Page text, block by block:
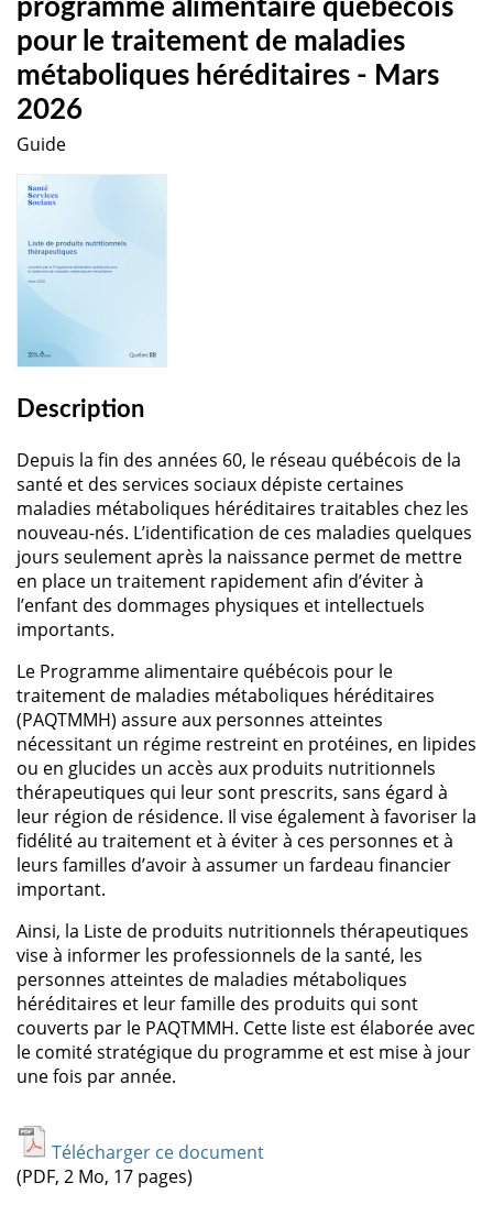
programme alimentaire québécois
pour le traitement de maladies
métaboliques héréditaires - Mars
2026
Guide
Description
Depuis la fin des années 60, le réseau québécois de la
santé et des services sociaux dépiste certaines
maladies métaboliques héréditaires traitables chez les
nouveau-nés. L’identification de ces maladies quelques
jours seulement après la naissance permet de mettre
en place un traitement rapidement afin d’éviter à
l’enfant des dommages physiques et intellectuels
importants.
Le Programme alimentaire québécois pour le
traitement de maladies métaboliques héréditaires
(PAQTMMH) assure aux personnes atteintes
nécessitant un régime restreint en protéines, en lipides
ou en glucides un accès aux produits nutritionnels
thérapeutiques qui leur sont prescrits, sans égard à
leur région de résidence. Il vise également à favoriser la
fidélité au traitement et à éviter à ces personnes et à
leurs familles d’avoir à assumer un fardeau financier
important.
Ainsi, la Liste de produits nutritionnels thérapeutiques
vise à informer les professionnels de la santé, les
personnes atteintes de maladies métaboliques
héréditaires et leur famille des produits qui sont
couverts par le PAQTMMH. Cette liste est élaborée avec
le comité stratégique du programme et est mise à jour
une fois par année.
Télécharger ce document
(PDF, 2 Mo, 17 pages)